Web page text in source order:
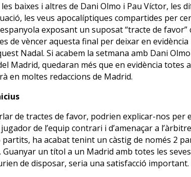
baixes i altres de Dani Olmo i Pau Víctor, les
les veus apocalíptiques compartides per
exposant un suposat “tracte de favor”
de vèncer aquesta final per deixar en
Nadal. Si acabem la setmana amb Dani
Madrid, quedaran més que en evidència totes
en moltes redaccions de Madrid.
de tractes de favor, podrien explicar-nos per
de l’equip contrari i d’amenaçar a
partits, ha acabat tenint un càstig de només 2
un títol a un Madrid amb totes les
de disposar, seria una satisfacció important.